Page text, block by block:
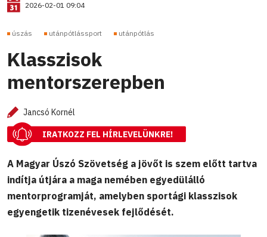
2026-02-01 09:04
úszás utánpótlássport utánpótlás
Klasszisok
mentorszerepben
Jancsó Kornél
IRATKOZZ FEL HÍRLEVELÜNKRE!
A Magyar Úszó Szövetség a jövőt is szem előtt tartva
indítja útjára a maga nemében egyedülálló
mentorprogramját, amelyben sportági klasszisok
egyengetik tizenévesek fejlődését.